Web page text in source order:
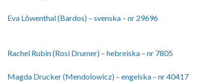
Eva Löwenthal (Bardos) – svenska – nr 29696
Rachel Rubin (Rosi Drumer) – hebreiska – nr 7805
Magda Drucker (Mendolowicz) – engelska – nr 40417